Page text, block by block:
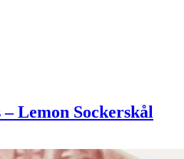
Lemon Sockerskål